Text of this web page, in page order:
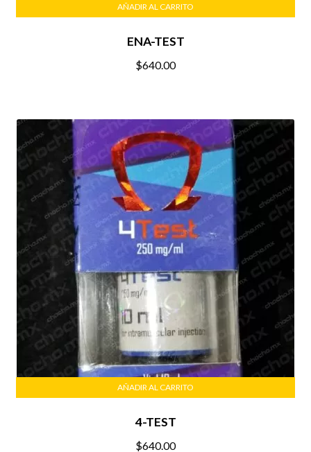
ENA-TEST
$640.00
AÑADIR AL CARRITO
4-TEST
$640.00
AÑADIR AL CARRITO